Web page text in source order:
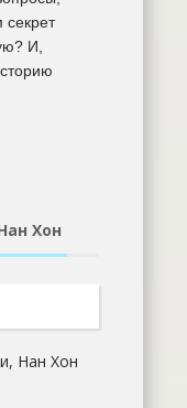
И,
Хон
Нан Хон